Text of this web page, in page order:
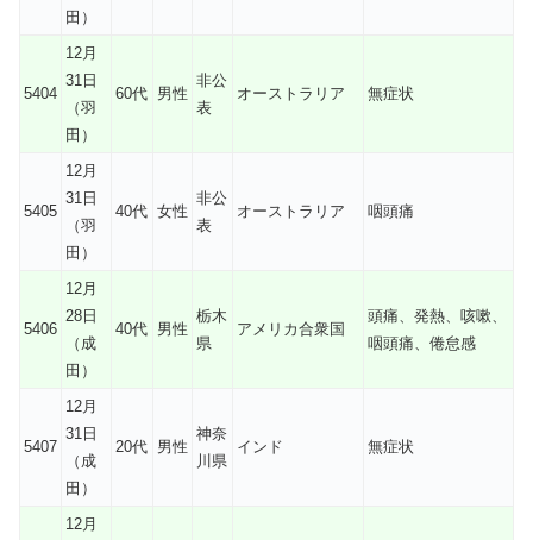
田）
5404
12月
31日
（羽
田）
60代 男性
非公
表
オーストラリア 無症状
5405
12月
31日
（羽
田）
40代 女性
非公
表
オーストラリア 咽頭痛
5406
12月
28日
（成
田）
40代 男性
栃木
県
アメリカ合衆国
頭痛、発熱、咳嗽、
咽頭痛、倦怠感
5407
12月
31日
（成
田）
20代 男性
神奈
川県
インド 無症状
12月